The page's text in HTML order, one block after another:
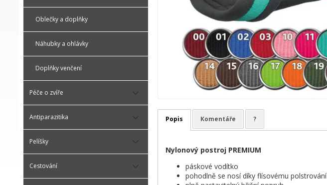
Oblečky a doplňky
Náhubky a ohlávky
Doplňky venčení
Péče o zvíře
Antiparazitika
Pelíšky
Cestování
Popis Komentáře ?
Nylonový postroj PREMIUM
páskové vodítko
pohodlně se nosí díky flísovému polstrování